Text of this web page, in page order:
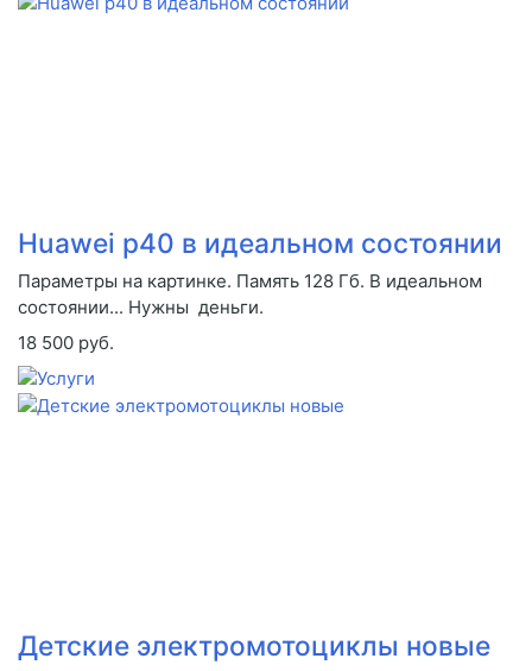
Huawei p40 в идеальном состоянии
Параметры на картинке. Память 128 Гб. В идеальном
состоянии... Нужны деньги.
18 500 руб.
Детские электромотоциклы новые